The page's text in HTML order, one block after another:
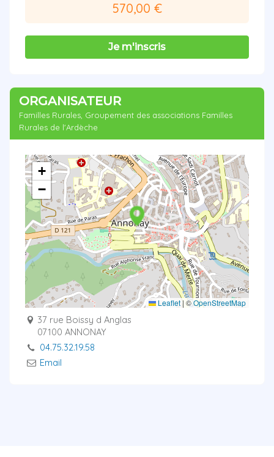
570,00 €
Je m'inscris
ORGANISATEUR
Familles Rurales, Groupement des associations Familles
Rurales de l'Ardèche
+
−
Leaflet| ©OpenStreetMap
37 rue Boissy d Anglas
07100 ANNONAY
04.75.32.19.58
Email